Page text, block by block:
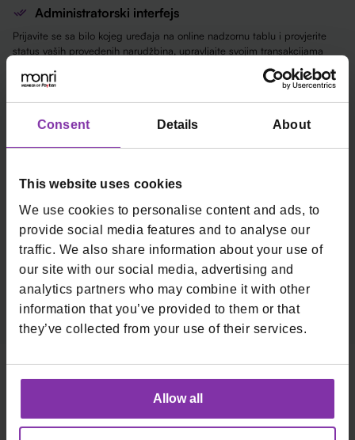
Consent Details About
This website uses cookies
We use cookies to personalise content and ads, to
provide social media features and to analyse our
traffic. We also share information about your use of
our site with our social media, advertising and
analytics partners who may combine it with other
information that you’ve provided to them or that
they’ve collected from your use of their services.
Allow all
Administratorski interfejs
Prijavite se sa bilo kojeg uređaja na online nadzornu tablu i provjerite
status vaših provedenih narudžbina, upravljajte svojim transakcijama
(storno, kompletiranje narudžbine ili vraćanje), generišite i preuzmite
izvještaje o provedenim transakcijama koje možete učitati u ERP
Izvještavanje i statistika
Kontrola i prevencija rizika
PCI DSS je skup pravila koji se konstantno nadopunjava već dugi niz
godina, a reguliše kako i pod kojim uslovima učesnici u procesu
plaćanja karticama mogu upravljati osjetljivim kartičnim podacima.
Kontaktirajte nas